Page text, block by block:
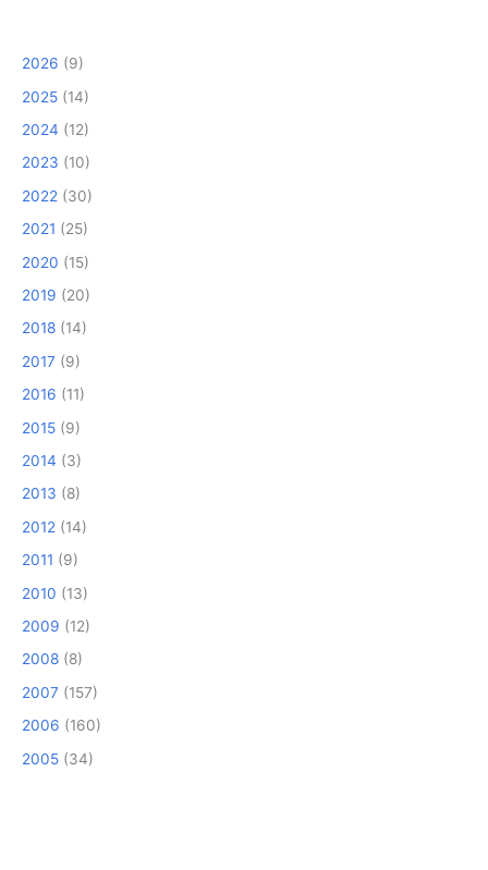
2026 (9)
2025 (14)
2024 (12)
2023 (10)
2022 (30)
2021 (25)
2020 (15)
2019 (20)
2018 (14)
2017 (9)
2016 (11)
2015 (9)
2014 (3)
2013 (8)
2012 (14)
2011 (9)
2010 (13)
2009 (12)
2008 (8)
2007 (157)
2006 (160)
2005 (34)